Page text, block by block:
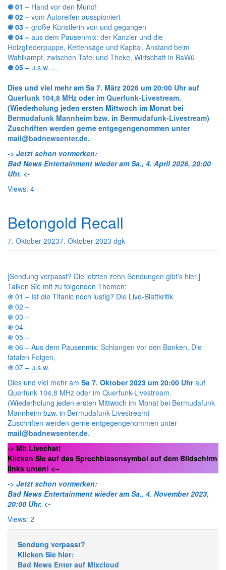
֍ 01 – Hand vor den Mund!
֍ 02 – vom Autoreifen ausspioniert
֍ 03 – große Künstlerin von und gegangen
֍ 04 – aus dem Pausenmix: der Kanzler und die
Holzgliederpuppe, Kettensäge und Kapital, Anstand beim
Wahlkampf, zwischen Tafel und Theke, Wirtschaft in BaWü
֍ 05 – u.s.w. …
Dies und viel mehr am Sa 7. März 2026 um 20:00 Uhrauf
Querfunk 104,8 MHz oder im Querfunk-Livestream.
(Wiederholung jeden ersten Mittwoch im Monat bei
Bermudafunk Mannheim bzw. in Bermudafunk-Livestream)
Zuschriften werden gerne entgegengenommen unter
mail@badnewsenter.de.
-> Jetzt schon vormerken:
Bad News Entertainment wieder am Sa., 4. April 2026, 20:00
Uhr. <-
Views: 4
Betongold Recall
7. Oktober 20237. Oktober 2023 dgk
[Sendung verpasst? Die letzten zehn Sendungen gibt’s hier.]
Talken Sie mit zu folgenden Themen:
֍ 01 – Ist die Titanic noch lustig? Die Live-Blattkritik
֍ 02 –
֍ 03 –
֍ 04 –
֍ 05 –
֍ 06 – Aus dem Pausenmix: Schlangen vor den Banken, Die
fatalen Folgen,
֍ 07 – u.s.w.
Dies und viel mehr am Sa 7. Oktober 2023 um 20:00 Uhrauf
Querfunk 104,8 MHz oder im Querfunk-Livestream.
(Wiederholung jeden ersten Mittwoch im Monat bei Bermudafunk
Mannheim bzw. in Bermudafunk-Livestream)
Zuschriften werden gerne entgegengenommen unter
mail@badnewsenter.de.
-> Mit Livechat!
Klicken Sie auf das Sprechblasensymbol auf dem Bildschirm
links unten! <–
-> Jetzt schon vormerken:
Bad News Entertainment wieder am Sa., 4. November 2023,
20:00 Uhr. <-
Views: 2
Sendung verpasst?
Klicken Sie hier:
Bad News Enter auf Mixcloud